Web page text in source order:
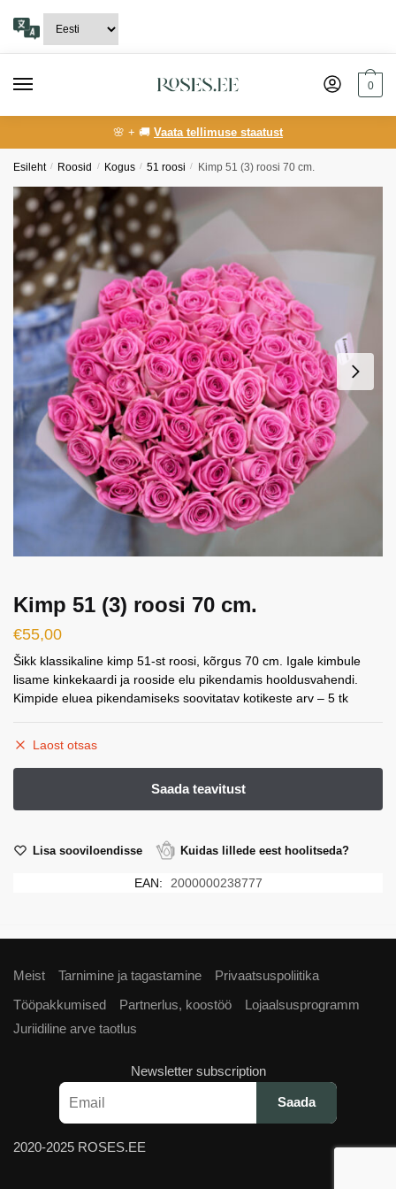
navigation
content
0
🌸 + 🚚 Vaata tellimuse staatust
Esileht / Roosid / Kogus / 51 roosi / Kimp 51 (3) roosi 70 cm.
Kimp 51 (3) roosi 70 cm.
€55,00
Šikk klassikaline kimp 51-st roosi, kõrgus 70 cm. Igale kimbule
lisame kinkekaardi ja rooside elu pikendamis hooldusvahendi.
Kimpide eluea pikendamiseks soovitatav kotikeste arv – 5 tk
Laost otsas
Lisa sooviloendisse Kuidas lillede eest hoolitseda?
EAN: 2000000238777
Meist Tarnimine ja tagastamine
Privaatsuspoliitika
Tööpakkumised
Partnerlus, koostöö
Lojaalsusprogramm
Juriidiline arve taotlus
Newsletter subscription
2020-2025 ROSES.EE